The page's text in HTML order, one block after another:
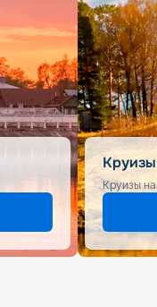
Круизы